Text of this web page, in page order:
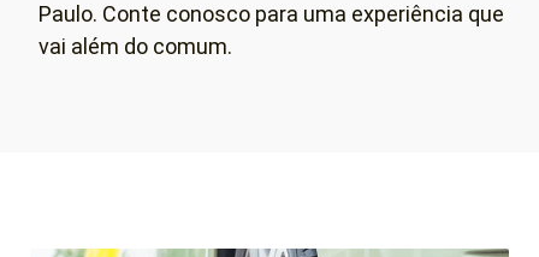
Paulo. Conte conosco para uma experiência que
vai além do comum.